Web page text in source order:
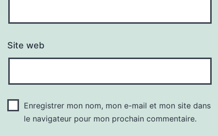
Site web
Enregistrer mon nom, mon e-mail et mon site dans
le navigateur pour mon prochain commentaire.